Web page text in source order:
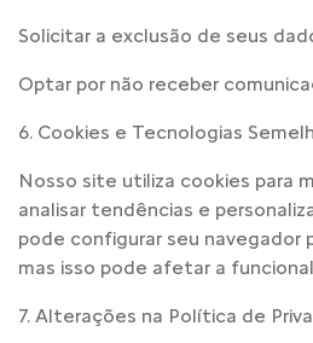
Solicitar a exclusão de seus
Optar por não receber
6. Cookies e Tecnologias
Nosso site utiliza cookies para
analisar tendências e
pode configurar seu navegador
mas isso pode afetar a
7. Alterações na Política de